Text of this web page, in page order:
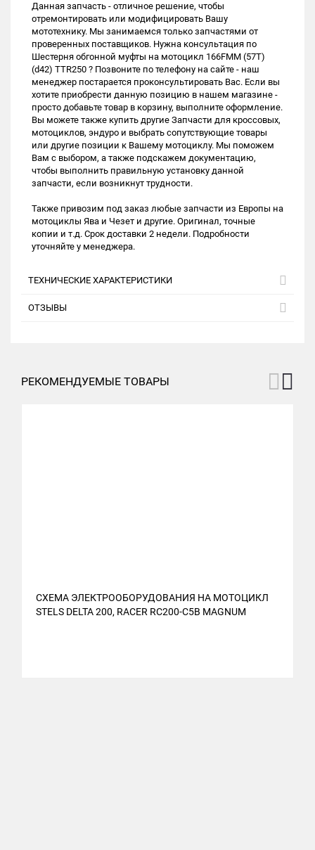
Данная запчасть - отличное решение, чтобы
отремонтировать или модифицировать Вашу
мототехнику. Мы занимаемся только запчастями от
проверенных поставщиков. Нужна консультация по
Шестерня обгонной муфты на мотоцикл 166FMM (57Т)
(d42) TTR250 ? Позвоните по телефону на сайте - наш
менеджер постарается проконсультировать Вас. Если вы
хотите приобрести данную позицию в нашем магазине -
просто добавьте товар в корзину, выполните оформление.
Вы можете также купить другие Запчасти для кроссовых,
мотоциклов, эндуро и выбрать сопутствующие товары
или другие позиции к Вашему мотоциклу. Мы поможем
Вам с выбором, а также подскажем документацию,
чтобы выполнить правильную установку данной
запчасти, если возникнут трудности.
Также привозим под заказ любые запчасти из Европы на
мотоциклы Ява и Чезет и другие. Оригинал, точные
копии и т.д. Срок доставки 2 недели. Подробности
уточняйте у менеджера.
ТЕХНИЧЕСКИЕ ХАРАКТЕРИСТИКИ
ОТЗЫВЫ
РЕКОМЕНДУЕМЫЕ ТОВАРЫ
СХЕМА ЭЛЕКТРООБОРУДОВАНИЯ НА МОТОЦИКЛ
STELS DELTA 200, RACER RC200-C5B MAGNUM